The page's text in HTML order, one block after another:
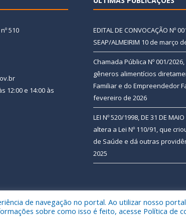
510
12:00 e 14:00 às
EDITAL DE CONVOCAÇÃO Nº
SEAP/ALMEIRIM 10 de março
Chamada Pública Nº 001/
gêneros alimentícios
Familiar e do Empreendedor
fevereiro de 2026
LEI Nº 520/1998, DE 31 DE
altera a Lei Nº 110/91, que
de Saúde e dá outras
2025
Municipal de Almeirim.
de navegação no portal. Ao utilizar nosso
sobre como isso é feito, acesse Política de